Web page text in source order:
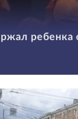
ребенка